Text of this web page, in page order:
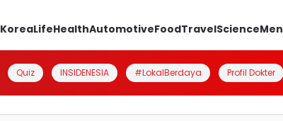
KoreaLifeHealthAutomotiveFoodTravelScienceMen
Quiz INSIDENESIA #LokalBerdaya Profil Dokter